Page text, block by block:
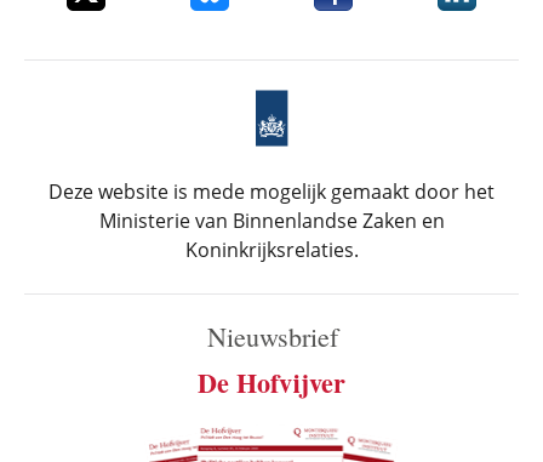
Deze website is mede mogelijk gemaakt door het
Ministerie van Binnenlandse Zaken en
Koninkrijksrelaties.
Nieuwsbrief
De Hofvijver